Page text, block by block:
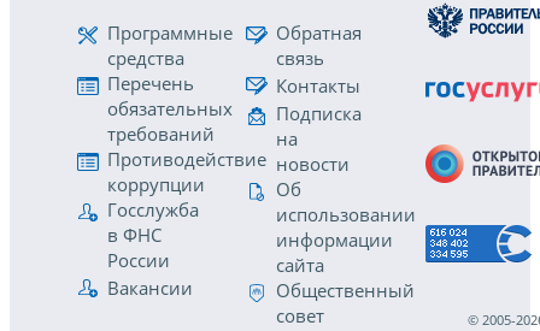
Программные
средства
Перечень
обязательных
требований
Противодействие
коррупции
Госслужба
в ФНС
России
Вакансии
Обратная
связь
Контакты
Подписка
на
новости
Об
использовании
информации
сайта
Общественный
совет
© 2005-